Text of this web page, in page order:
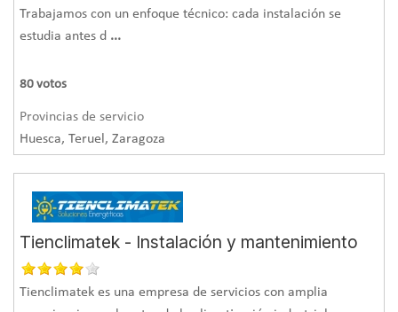
Trabajamos con un enfoque técnico: cada instalación se
estudia antes d ...
80 votos
Provincias de servicio
Huesca, Teruel, Zaragoza
Tienclimatek - Instalación y mantenimiento
Tienclimatek es una empresa de servicios con amplia